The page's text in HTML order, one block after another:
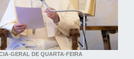
GERAL DE QUARTA-FEIRA